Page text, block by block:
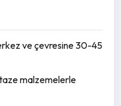
ve çevresine 30-45
malzemelerle